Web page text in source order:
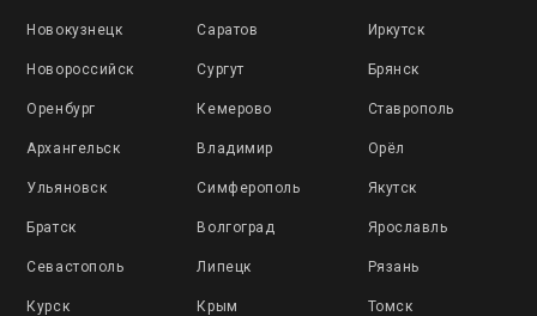
Новокузнецк Саратов Иркутск
Новороссийск Сургут Брянск
Оренбург Кемерово Ставрополь
Архангельск Владимир Орёл
Ульяновск Симферополь Якутск
Братск Волгоград Ярославль
Севастополь Липецк Рязань
Курск Крым Томск